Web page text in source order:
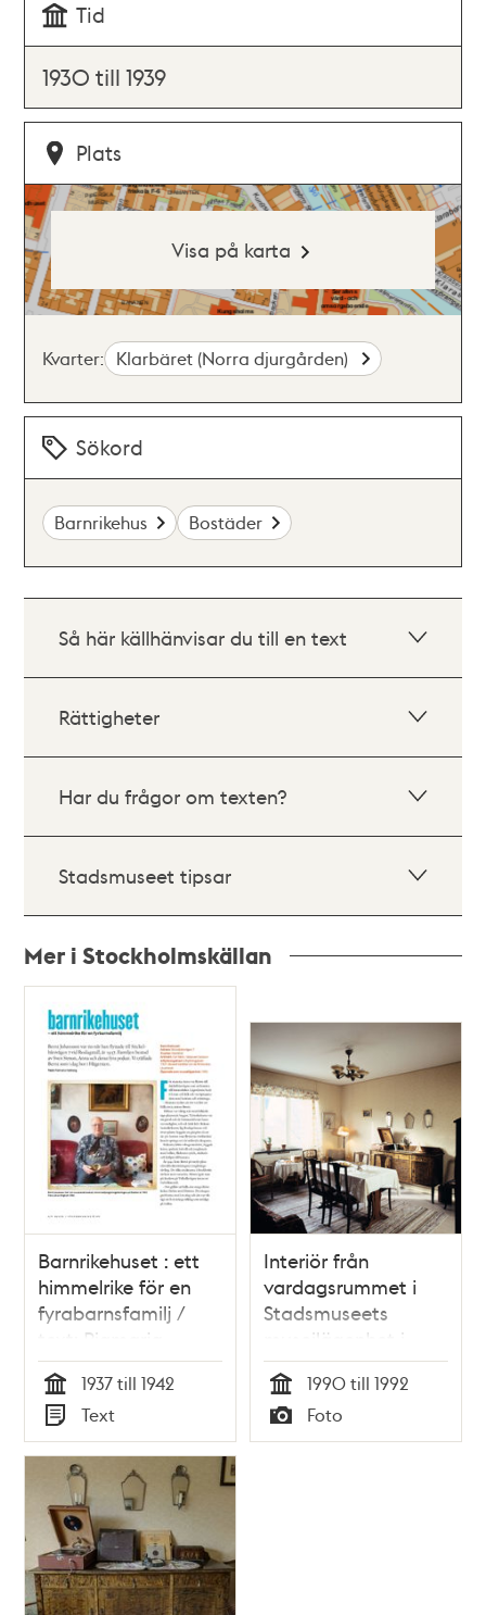
Tid
1930 till 1939
Plats
Visa på karta
Kvarter: Klarbäret (Norra djurgården)
Sökord
Barnrikehus Bostäder
Så här källhänvisar du till en text
Rättigheter
Har du frågor om texten?
Stadsmuseet tipsar
Mer i Stockholmskällan
poster
och
teman
Barnrikehuset : ett
himmelrike för en
fyrabarnsfamilj /
text: Piamaria
Hallberg
Tid
1937 till 1942
Typ
Text
Interiör från
vardagsrummet i
Stadsmuseets
museilägenhet i
barnrikehuset vid
Stickelbärsvägen 7.
Tid
1990 till 1992
Typ
Foto